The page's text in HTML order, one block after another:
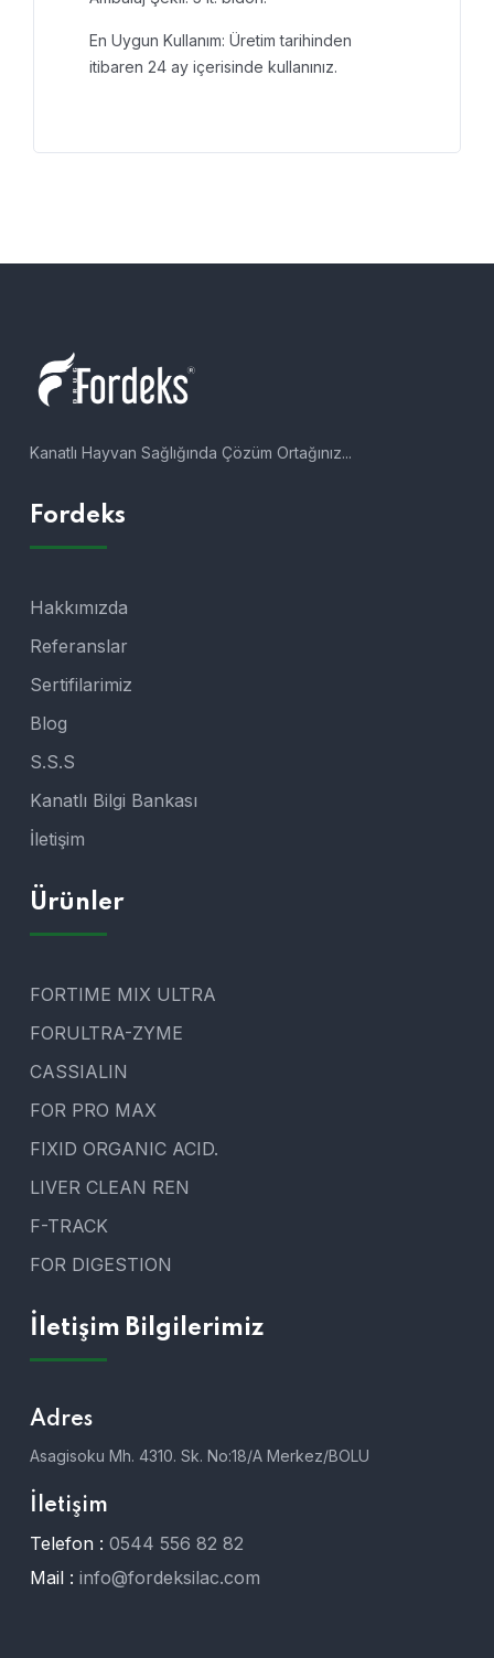
En Uygun Kullanım: Üretim tarihinden
itibaren 24 ay içerisinde kullanınız.
Kanatlı Hayvan Sağlığında Çözüm Ortağınız...
Fordeks
Hakkımızda
Referanslar
Sertifilarimiz
Blog
S.S.S
Kanatlı Bilgi Bankası
İletişim
Ürünler
FORTIME MIX ULTRA
FORULTRA-ZYME
CASSIALIN
FOR PRO MAX
FIXID ORGANIC ACID.
LIVER CLEAN REN
F-TRACK
FOR DIGESTION
İletişim Bilgilerimiz
Adres
Asagisoku Mh. 4310. Sk. No:18/A Merkez/BOLU
İletişim
Telefon : 0544 556 82 82
Mail : info@fordeksilac.com